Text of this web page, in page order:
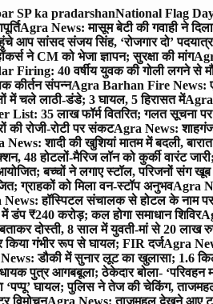
SP ka pradarshanNational Flag
Agra News: मासूम बेटी की गवाही ने
आप सांसद संजय सिंह, ‘रोजगार दो’
ने CM को भेजा ज्ञापन; सुरक्षा की मांग
Firing: 40 वर्षीय युवक की गोली लगने से
कीर्तन संपन्नAgra Barhan Fire News:
में चले लाठी-डंडे; 3 घायल, 5 हिरासत मेंAgra
List: 35 लाख फॉर्म वितरित; गलत सूचना
की रोजी-रोटी पर संकटAgra News:
News: शादी की खुशियां मातम में बदली,
48 होटलों-मैरिज लॉन को कुर्की वारंट
बच्चों ने लगाए स्टॉल, परिजनों संग खूब
ग्राहकों को मिला वन-स्टॉप अनुभवAgra
हॉस्पिटल संचालक से होटल के नाम
₹240 करोड़; कल होगा समाधान शिविर
दोस्ती, 8 साल में युवती-मां से 20 लाख
किया गंभीर रूप से घायल; FIR दर्जAgra
डौकी में सुनार लूट का खुलासा; 1.6
पुत्र आगबबूला; ठेकेदार बोला-
घायल; पुलिस ने तेज की चेकिंग,
विमोचनAgra News: ताजमहल देखने आए